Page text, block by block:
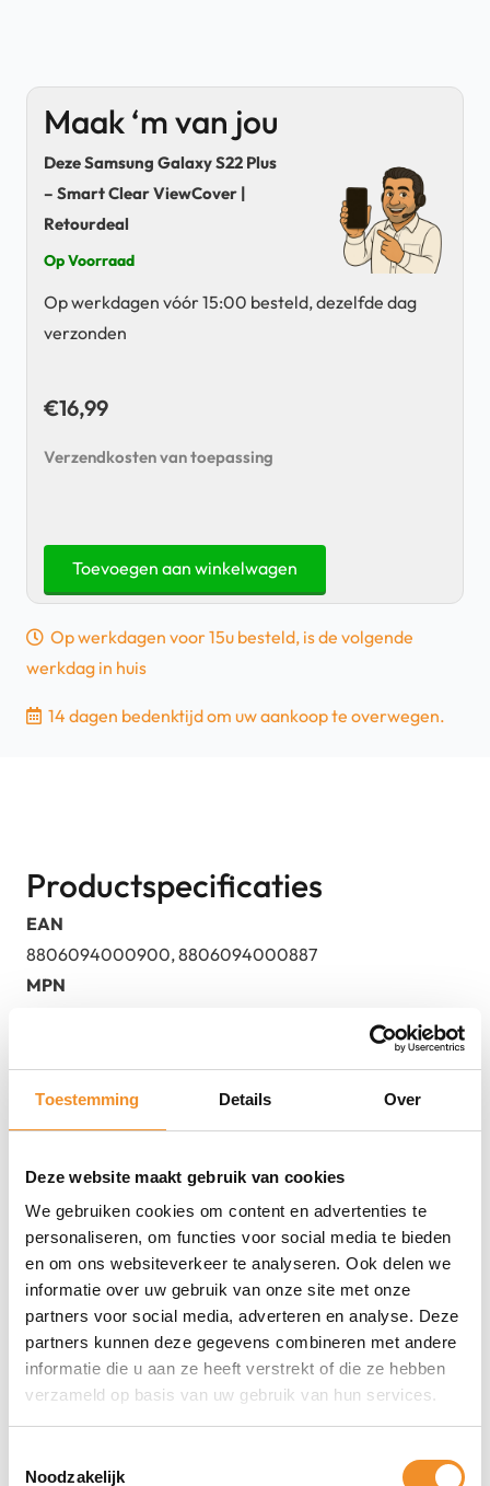
Toestemming Details Over
Deze website maakt gebruik van cookies
We gebruiken cookies om content en advertenties te
personaliseren, om functies voor social media te bieden
en om ons websiteverkeer te analyseren. Ook delen we
informatie over uw gebruik van onze site met onze
partners voor social media, adverteren en analyse. Deze
partners kunnen deze gegevens combineren met andere
informatie die u aan ze heeft verstrekt of die ze hebben
verzameld op basis van uw gebruik van hun services.
Noodzakelijk
Maak ‘m van jou
Deze Samsung Galaxy S22 Plus
– Smart Clear ViewCover |
Retourdeal
Op Voorraad
Op werkdagen vóór 15:00 besteld, dezelfde dag
verzonden
€16,99
Verzendkosten van toepassing
Samsung
Galaxy
S22
Plus
-
Toevoegen aan winkelwagen
Op werkdagen voor 15u besteld, is de volgende
werkdag in huis
14 dagen bedenktijd om uw aankoop te overwegen.
Productspecificaties
EAN
8806094000900, 8806094000887
MPN
Samsung
Model
Clear View Cover
Geschikt voor merk
Samsung
Bescherming van zijde
Voor- en achterkant
Direct erbij bestellen